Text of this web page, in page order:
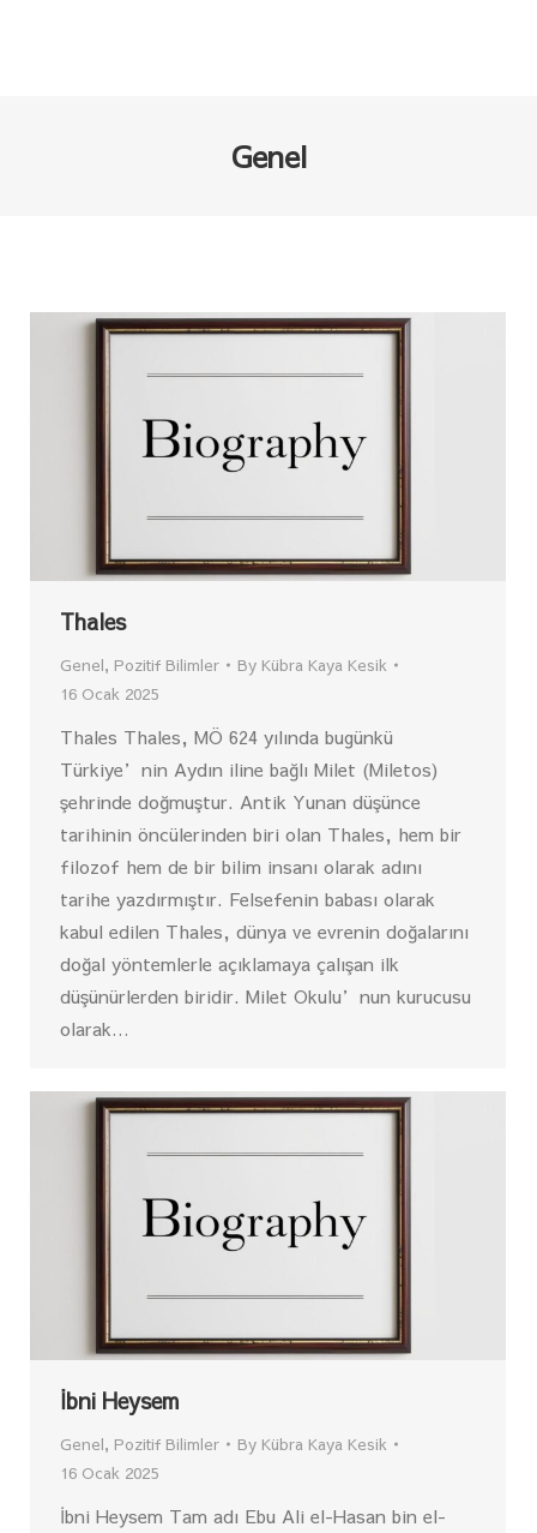
Genel
Thales
Genel, Pozitif Bilimler By Kübra Kaya Kesik
16 Ocak 2025
Thales Thales, MÖ 624 yılında bugünkü
Türkiye’nin Aydın iline bağlı Milet (Miletos)
şehrinde doğmuştur. Antik Yunan düşünce
tarihinin öncülerinden biri olan Thales, hem bir
filozof hem de bir bilim insanı olarak adını
tarihe yazdırmıştır. Felsefenin babası olarak
kabul edilen Thales, dünya ve evrenin doğalarını
doğal yöntemlerle açıklamaya çalışan ilk
düşünürlerden biridir. Milet Okulu’nun kurucusu
olarak…
İbni Heysem
Genel, Pozitif Bilimler By Kübra Kaya Kesik
16 Ocak 2025
İbni Heysem Tam adı Ebu Ali el-Hasan bin el-